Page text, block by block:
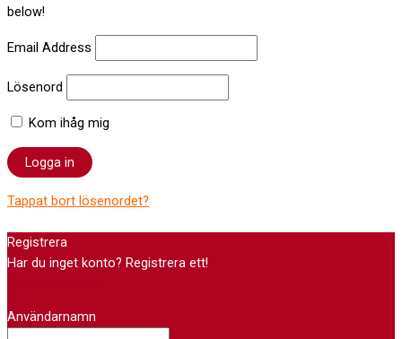
below!
Email Address
Lösenord
Kom ihåg mig
Tappat bort lösenordet?
Registrera
Har du inget konto? Registrera ett!
Användarnamn